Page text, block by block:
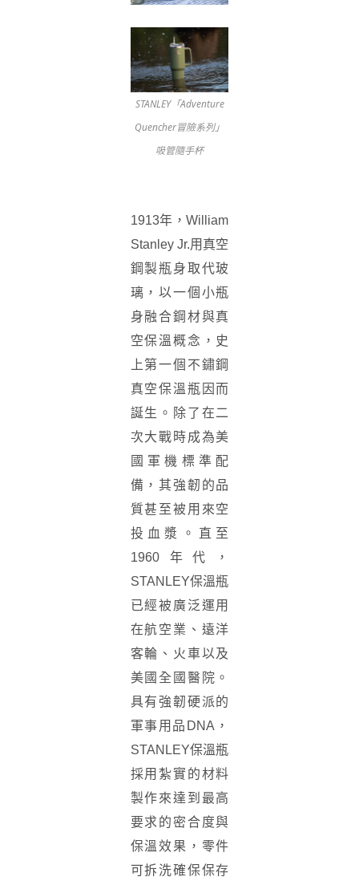
STANLEY「Adventure
Quencher冒險系列」
吸管隨手杯
1913年，William
Stanley Jr.用真空
鋼製瓶身取代玻
璃，以一個小瓶
身融合鋼材與真
空保溫概念，史
上第一個不鏽鋼
真空保溫瓶因而
誕生。除了在二
次大戰時成為美
國軍機標準配
備，其強韌的品
質甚至被用來空
投血漿。直至
1960年代，
STANLEY保溫瓶
已經被廣泛運用
在航空業、遠洋
客輪、火車以及
美國全國醫院。
具有強韌硬派的
軍事用品DNA，
STANLEY保溫瓶
採用紮實的材料
製作來達到最高
要求的密合度與
保溫效果，零件
可拆洗確保保存